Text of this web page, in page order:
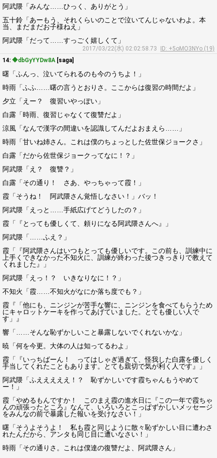
阿武隈「みんな……ひっく、ありがとう」
五十鈴「あーもう、それくらいのことで泣いてんじゃないわよ。本
当、まだまだお子様ねえ」
阿武隈「だって……すっごく嬉しくて」
2017/03/22(水) 02:02:58.73
ID: +5oMO3NYo (19)
14: ◆dbGyYYDw8A [saga]
曙「ふんっ、泣いてられるのも今のうちよ！」
時雨「ふふ……曙の言うとおりさ。ここからは復習の時間だよ」
夕立「えー？ 復習いやっぽい」
白露「時雨、復習じゃなくて復讐だよ」
涼風「なんで漢字の間違いを認識してんだよおまえら……」
時雨「甘いね姉さん。これは僕のちょっとした佐世保ジョークさ」
白露「だから佐世保ジョークってなに！？」
阿武隈「え？ 復讐？」
白露「その通り！ さあ、やっちゃって霞！」
霞「そうね！ 阿武隈さん覚悟しなさい！」バッ！
阿武隈「えっと……手紙広げてどうしたの？」
霞「『とっても優しくて、頼りになる阿武隈さんへ』」
阿武隈「……ふえ？」
霞「『阿武隈さんはいつもとっても優しいです。この前も、訓練中に
上手くできなかった不知火に、訓練が終わった後つきっきりで教えて
くれました』」
阿武隈「えっ！？ いきなりなに！？」
不知火「霞……不知火がなにか落ち度でも？」
霞『「他にも、ニンジンが苦手な響に、ニンジンを食べてもらうため
にキャロットケーキを作ってあげていました。とても優しい人で
す」』
響「……そんな恥ずかしいこと暴露しないでくれないかな」
暁「何を今更。大体の人は知ってるわよ」
霞「『いっちばーん！ ってはしゃぎ過ぎて、怪我した白露を優しく
手当してくれたこともあります。とても親切で気が利く人です』」
阿武隈「ふえええええ！？ 恥ずかしいです霞ちゃんもうやめて
ー！」
霞「やめるもんですか！ このまえ霞の進水日に『この一年で霞ちゃ
んの頑張ったところ』なんて、いろいろとこっぱずかしいメッセージ
をみんなの前で暴露した報いを受けなさい！」
曙「そうよそうよ！ 私も霞と同じように散々恥ずかしい目に遭わさ
れたんだから、アンタも同じ目に遭いなさい！」
時雨「その通りさ。これは僕達の復讐だよ、阿武隈さん」